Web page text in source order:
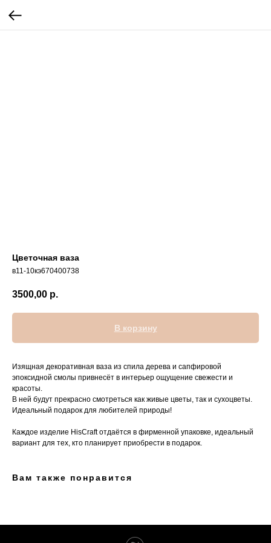
Цветочная ваза
в11-10кэ670400738
3500,00 р.
В корзину
Изящная декоративная ваза из спила дерева и сапфировой
эпоксидной смолы привнесёт в интерьер ощущение свежести и
красоты.
В ней будут прекрасно смотреться как живые цветы, так и сухоцветы.
Идеальный подарок для любителей природы!
Каждое изделие HisCraft отдаётся в фирменной упаковке, идеальный
вариант для тех, кто планирует приобрести в подарок.
Вам также понравится